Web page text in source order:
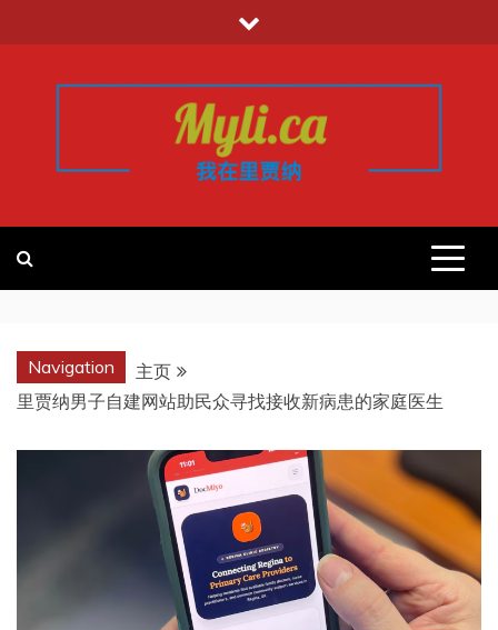
至
我的里贾纳
REGINA
Navigation
主页
里贾纳男子自建网站助民众寻找接收新病患的家庭医生